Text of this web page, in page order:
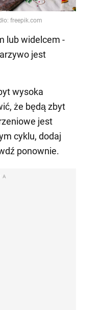
lub widelcem -
jest
wysoka
że będą zbyt
jest
cyklu, dodaj
ponownie.